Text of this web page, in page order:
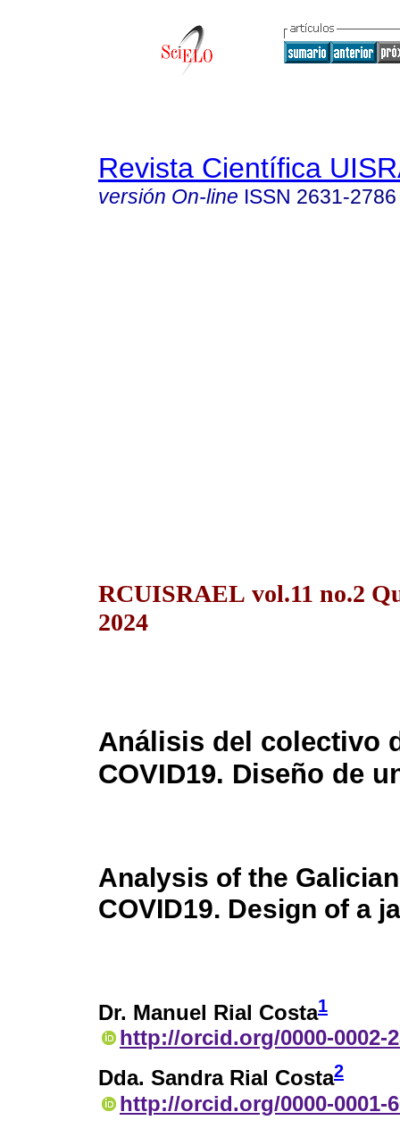
Revista Científica
versión On-line ISSN 2631-2786
RCUISRAEL vol.11 no.2
2024
Análisis del colectivo
COVID19. Diseño de
Analysis of the
COVID19. Design of a
Dr. Manuel Rial Costa1
http://orcid.org/0000-0002-
Dda. Sandra Rial Costa2
http://orcid.org/0000-0001-